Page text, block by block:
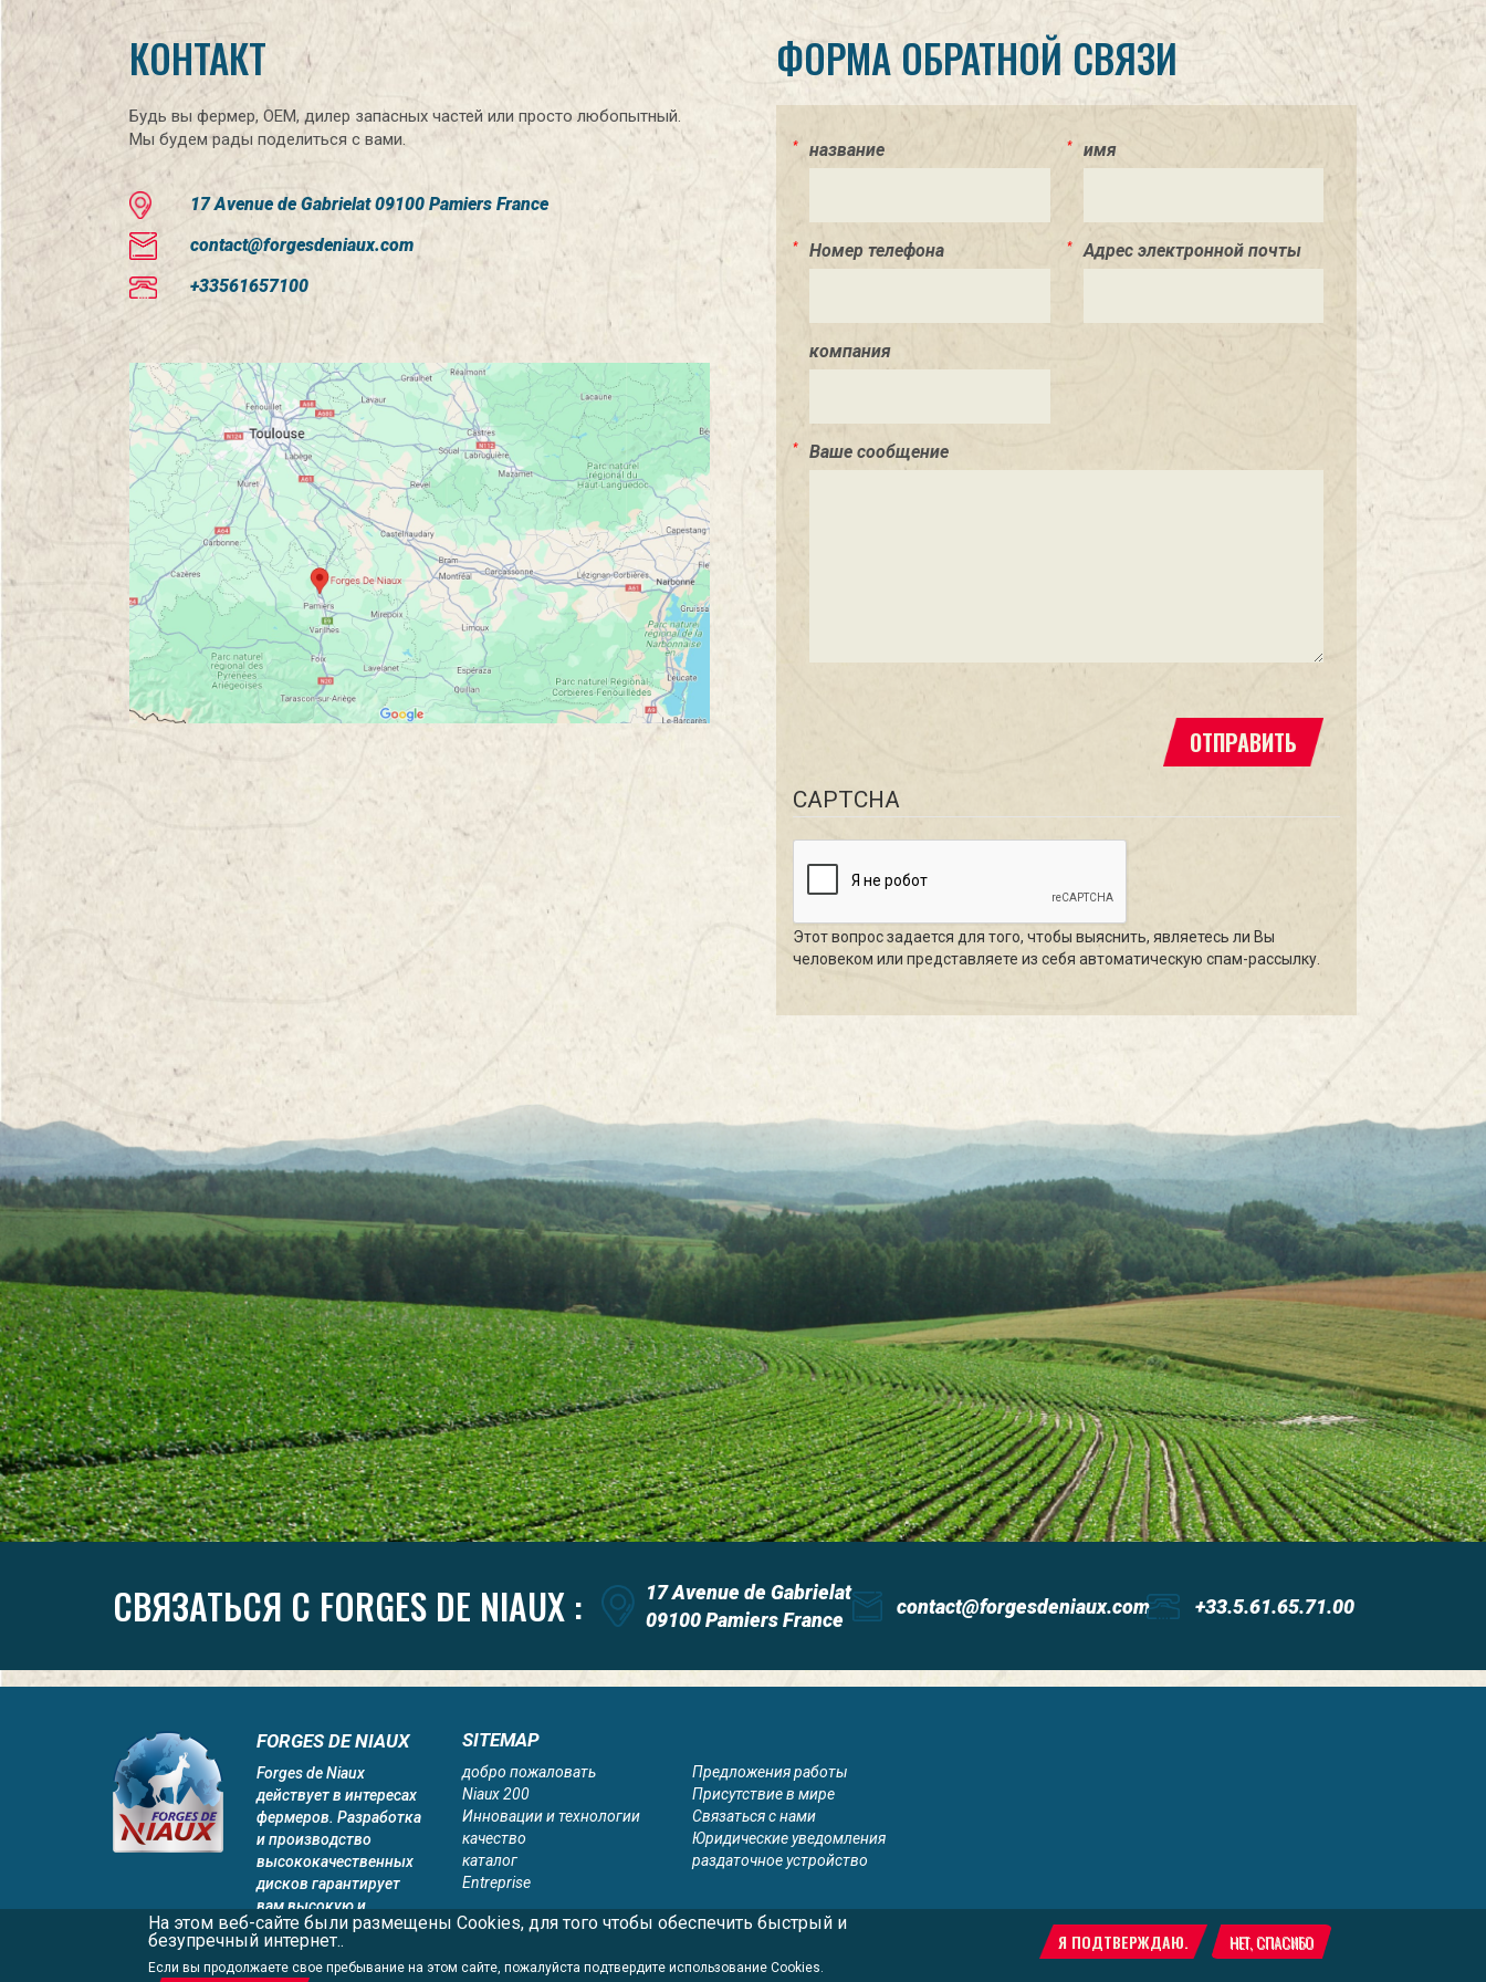
КОНТАКТ
Будь вы фермер, OEM, дилер запасных частей или просто любопытный.
Мы будем рады поделиться с вами.
17 Avenue de Gabrielat 09100 Pamiers France
contact@forgesdeniaux.com
+33561657100
ФОРМА ОБРАТНОЙ СВЯЗИ
название имя
Номер телефона Адрес электронной почты
компания
Ваше сообщение
ОТПРАВИТЬ
CAPTCHA
Этот вопрос задается для того, чтобы выяснить, являетесь ли Вы
человеком или представляете из себя автоматическую спам-рассылку.
СВЯЗАТЬСЯ С FORGES DE NIAUX :
17 Avenue de Gabrielat
09100 Pamiers France
contact@forgesdeniaux.com +33.5.61.65.71.00
FORGES DE NIAUX
Forges de Niaux
действует в интересах
фермеров. Разработка
и производство
высококачественных
дисков гарантирует
вам высокую и
постоянную выручку.
SITEMAP
добро пожаловать
Niaux 200
Инновации и технологии
качество
каталог
Entreprise
Предложения работы
Присутствие в мире
Связаться с нами
Юридические уведомления
раздаточное устройство
На этом веб-сайте были размещены Cookies, для того чтобы обеспечить быстрый и
безупречный интернет..
Если вы продолжаете свое пребывание на этом сайте, пожалуйста подтвердите использование Cookies.
Я ПОДТВЕРЖДАЮ. НЕТ, СПАСИБО